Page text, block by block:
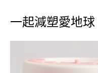
一起減塑愛地球